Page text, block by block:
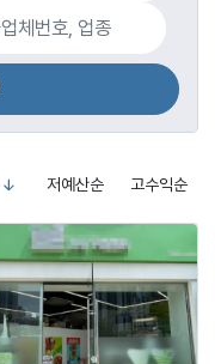
저예산순 고수익순